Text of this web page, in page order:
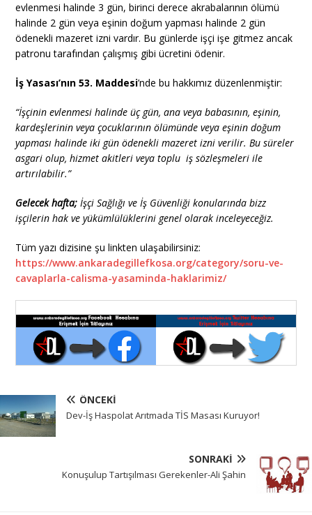
evlenmesi halinde 3 gün, birinci derece akrabalarının ölümü
halinde 2 gün veya eşinin doğum yapması halinde 2 gün
ödenekli mazeret izni vardır. Bu günlerde işçi işe gitmez ancak
patronu tarafından çalışmış gibi ücretini ödenir.
İş Yasası’nın 53. Maddesi’nde bu hakkımız düzenlenmiştir:
“İşçinin evlenmesi halinde üç gün, ana veya babasının, eşinin,
kardeşlerinin veya çocuklarının ölümünde veya eşinin doğum
yapması halinde iki gün ödenekli mazeret izni verilir. Bu süreler
asgari olup, hizmet akitleri veya toplu iş sözleşmeleri ile
artırılabilir.”
Gelecek hafta; İşçi Sağlığı ve İş Güvenliği konularında bizz
işçilerin hak ve yükümlülüklerini genel olarak inceleyeceğiz.
Tüm yazı dizisine şu linkten ulaşabilirsiniz:
https://www.ankaradegillefkosa.org/category/soru-ve-
cavaplarla-calisma-yasaminda-haklarimiz/
ÖNCEKI
Dev-İş Haspolat Arıtmada TİS Masası Kuruyor!
SONRAKI
Konuşulup Tartışılması Gerekenler-Ali Şahin